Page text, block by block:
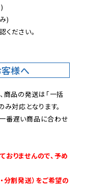
)
ください。
様へ
商品の発送は「一括
対応となります。
番遅い商品に合わせ
りませんので、予め
分割発送）をご希望の